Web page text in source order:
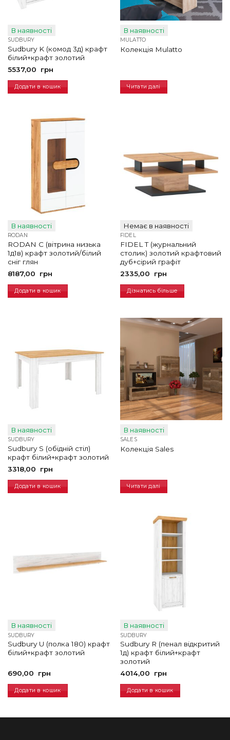
В наявності
SUDBURY
Sudbury K (комод 3д) крафт
білий+крафт золотий
5537,00
грн
Додати в кошик
В наявності
MULATTO
Колекція Mulatto
Читати далі
В наявності
RODAN
RODAN C (вітрина низька
1д1в) крафт золотий/білий
сніг глян
8187,00
грн
Додати в кошик
Немає в наявності
FIDEL
FIDEL T (журнальний
столик) золотий крафтовий
дуб+сірий графіт
2335,00
грн
Дізнатись більше
В наявності
SUDBURY
Sudbury S (обідній стіл)
крафт білий+крафт золотий
3318,00
грн
Додати в кошик
В наявності
SALES
Колекція Sales
Читати далі
В наявності
SUDBURY
Sudbury U (полка 180) крафт
білий+крафт золотий
690,00 грн
Додати в кошик
В наявності
SUDBURY
Sudbury R (пенал відкритий
1д) крафт білий+крафт
золотий
4014,00
грн
Додати в кошик